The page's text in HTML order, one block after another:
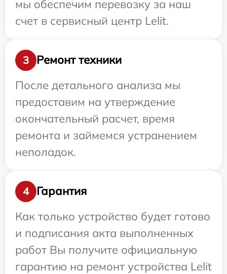
мы обеспечим перевозку за наш
счет в сервисный центр Lelit.
3
Ремонт техники
После детального анализа мы
предоставим на утверждение
окончательный расчет, время
ремонта и займемся устранением
неполадок.
4
Гарантия
Как только устройство будет готово
и подписания акта выполненных
работ Вы получите официальную
гарантию на ремонт устройства Lelit